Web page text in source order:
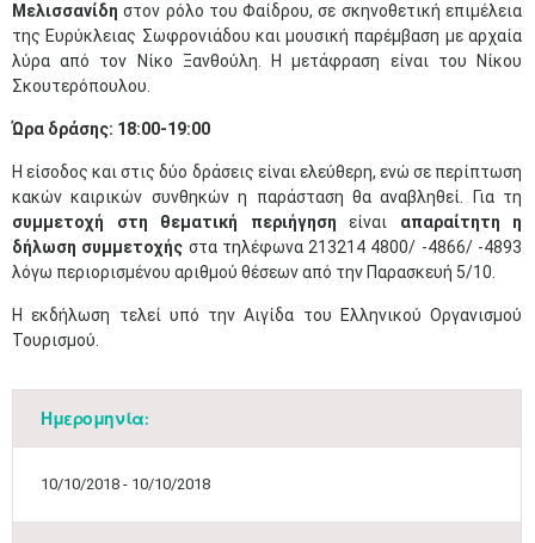
Μελισσανίδη στον ρόλο του Φαίδρου, σε σκηνοθετική επιμέλεια
της Ευρύκλειας Σωφρονιάδου και μουσική παρέμβαση με αρχαία
λύρα από τον Νίκο Ξανθούλη. Η μετάφραση είναι του Νίκου
Σκουτερόπουλου.
Ώρα δράσης: 18:00-19:00
Η είσοδος και στις δύο δράσεις είναι ελεύθερη, ενώ σε περίπτωση
κακών καιρικών συνθηκών η παράσταση θα αναβληθεί. Για τη
συμμετοχή στη θεματική περιήγηση είναι απαραίτητη η
δήλωση συμμετοχής στα τηλέφωνα 213214 4800/ -4866/ -4893
λόγω περιορισμένου αριθμού θέσεων από την Παρασκευή 5/10. ​
Η εκδήλωση τελεί υπό την Αιγίδα του Ελληνικού Οργανισμού
Τουρισμού.
Ημερομηνία:
10/10/2018 - 10/10/2018